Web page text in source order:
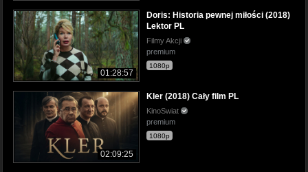
01:28:57
Doris: Historia pewnej miłości (2018)
Lektor PL
Filmy Akcji
premium
1080p
02:09:25
Kler (2018) Cały film PL
KinoSwiat
premium
1080p